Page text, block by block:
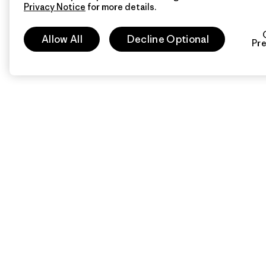
Privacy Notice for more details.
Allow All Decline Optional